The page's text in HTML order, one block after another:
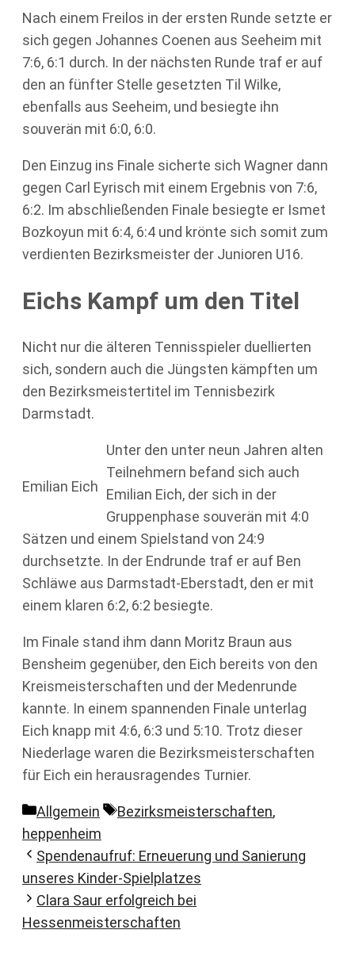
Nach einem Freilos in der ersten Runde setzte er
sich gegen Johannes Coenen aus Seeheim mit
7:6, 6:1 durch. In der nächsten Runde traf er auf
den an fünfter Stelle gesetzten Til Wilke,
ebenfalls aus Seeheim, und besiegte ihn
souverän mit 6:0, 6:0.
Den Einzug ins Finale sicherte sich Wagner dann
gegen Carl Eyrisch mit einem Ergebnis von 7:6,
6:2. Im abschließenden Finale besiegte er Ismet
Bozkoyun mit 6:4, 6:4 und krönte sich somit zum
verdienten Bezirksmeister der Junioren U16.
Eichs Kampf um den Titel
Nicht nur die älteren Tennisspieler duellierten
sich, sondern auch die Jüngsten kämpften um
den Bezirksmeistertitel im Tennisbezirk
Darmstadt.
Emilian Eich
Unter den unter neun Jahren alten
Teilnehmern befand sich auch
Emilian Eich, der sich in der
Gruppenphase souverän mit 4:0
Sätzen und einem Spielstand von 24:9
durchsetzte. In der Endrunde traf er auf Ben
Schläwe aus Darmstadt-Eberstadt, den er mit
einem klaren 6:2, 6:2 besiegte.
Im Finale stand ihm dann Moritz Braun aus
Bensheim gegenüber, den Eich bereits von den
Kreismeisterschaften und der Medenrunde
kannte. In einem spannenden Finale unterlag
Eich knapp mit 4:6, 6:3 und 5:10. Trotz dieser
Niederlage waren die Bezirksmeisterschaften
für Eich ein herausragendes Turnier.
Kategorien
Allgemein Schlagwörter
Bezirksmeisterschaften,
heppenheim
Spendenaufruf: Erneuerung und Sanierung
unseres Kinder-Spielplatzes
Clara Saur erfolgreich bei
Hessenmeisterschaften